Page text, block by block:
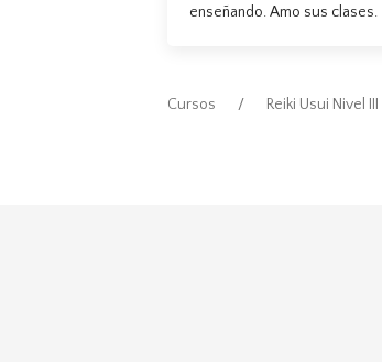
enseñando. Amo sus clases.
Cursos Reiki Usui Nivel